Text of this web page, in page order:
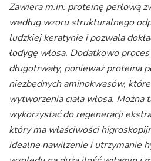
Zawiera m.in. proteinę perłową
według wzoru strukturalnego
ludzkiej keratynie i pozwala
łodygę włosa. Dodatkowo
długotrwały, ponieważ proteina
niezbędnych aminokwasów,
wytworzenia ciała włosa. Można
wykorzystać do regeneracji
któryma właściwości
idealne nawilżenie i utrzymanie